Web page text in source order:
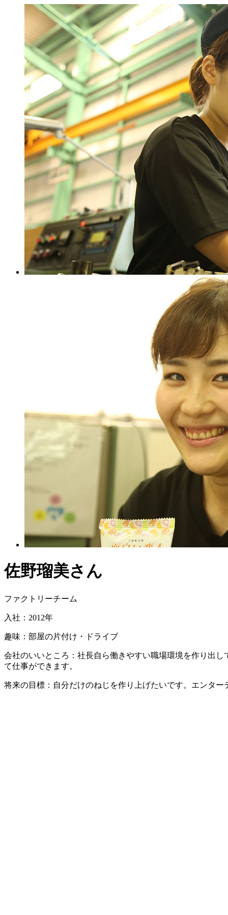
佐野瑠美さん
ファクトリーチーム
入社：2012年
趣味：部屋の片付け・ドライブ
会社のいいところ：社長自ら働きやすい職場環境を作り出
て仕事ができます。
将来の目標：自分だけのねじを作り上げたいです。エンタ